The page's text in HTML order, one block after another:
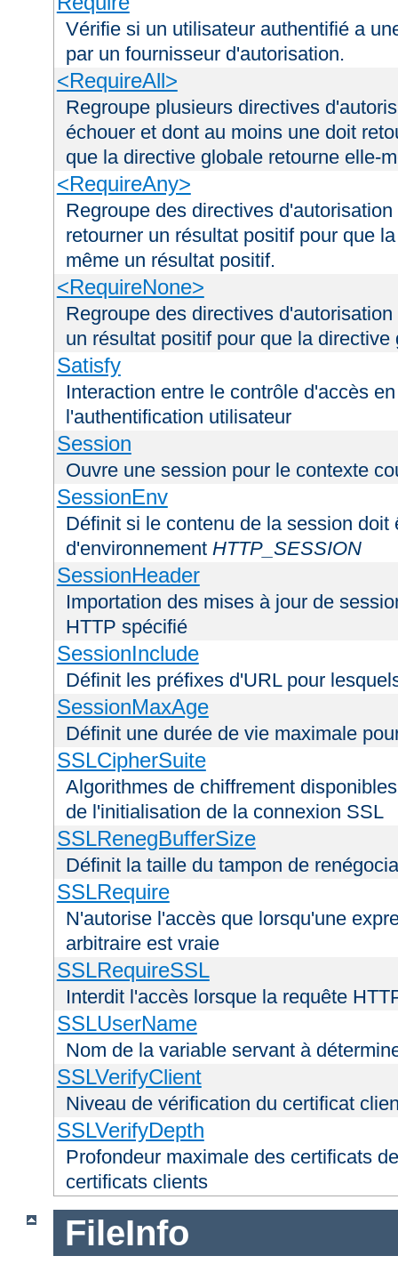
Vérifie si un utilisateur authentifié a
par un fournisseur d'autorisation.
<RequireAll>
Regroupe plusieurs directives
échouer et dont au moins une doit
que la directive globale retourne elle-
<RequireAny>
Regroupe des directives
retourner un résultat positif pour que
même un résultat positif.
<RequireNone>
Regroupe des directives
un résultat positif pour que la
Satisfy
Interaction entre le contrôle d'accès
l'authentification utilisateur
Session
Ouvre une session pour le contexte
SessionEnv
Définit si le contenu de la session
d'environnement HTTP_SESSION
SessionHeader
Importation des mises à jour de
HTTP spécifié
SessionInclude
Définit les préfixes d'URL pour
SessionMaxAge
Définit une durée de vie maximale
SSLCipherSuite
Algorithmes de chiffrement
de l'initialisation de la connexion SSL
SSLRenegBufferSize
Définit la taille du tampon de
SSLRequire
N'autorise l'accès que lorsqu'une
arbitraire est vraie
SSLRequireSSL
Interdit l'accès lorsque la requête
SSLUserName
Nom de la variable servant à
SSLVerifyClient
Niveau de vérification du certificat
SSLVerifyDepth
Profondeur maximale des certificats
certificats clients
FileInfo